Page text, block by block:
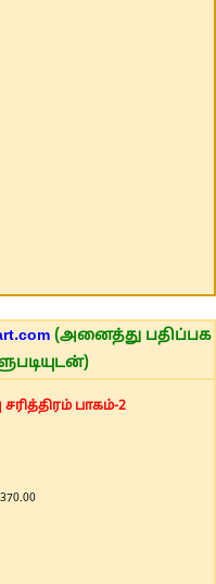
(அனைத்து பதிப்பக
பாகம்-2
370.00